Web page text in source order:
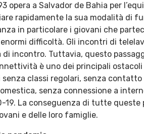
opera a Salvador de Bahia per
rapidamente la sua modalità di
in particolare i giovani che
difficoltà. Gli incontri di
incontro. Tuttavia, questo
è uno dei principali
classi regolari, senza
senza connessione a
19. La conseguenza di tutte
e delle loro famiglie.